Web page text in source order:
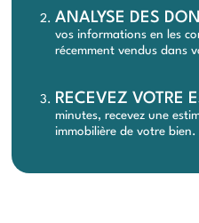
ANALYSE DES
vos informations en les
récemment vendus dans
RECEVEZ VOTRE
minutes, recevez une
immobilière de votre bien.